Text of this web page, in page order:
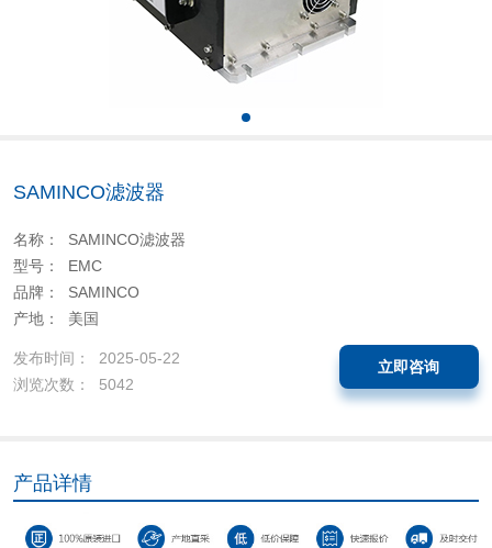
SAMINCO滤波器
名称： SAMINCO滤波器
型号： EMC
品牌： SAMINCO
产地： 美国
发布时间： 2025-05-22
浏览次数： 5042
立即咨询
产品详情